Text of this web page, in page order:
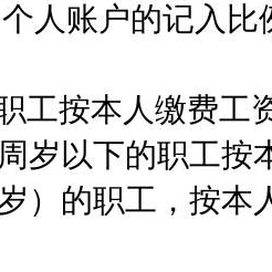
人账户的记入比
工按本人缴费工
岁以下的职工按
）的职工，按